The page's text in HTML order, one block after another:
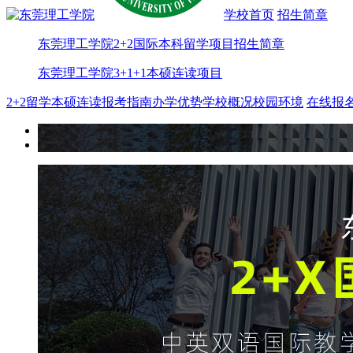
学校首页 招生简章
东莞理工学院2+2国际本科留学项目招生简章
东莞理工学院3+1+1本硕连读项目
2+2留学本硕连读报考指南办学优势学校概况校园环境 在线报